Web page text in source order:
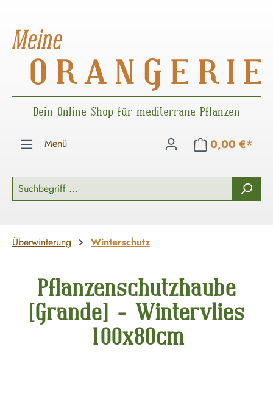
Dein Online Shop für mediterrane Pflanzen
Menü 0,00 €*
Überwinterung Winterschutz
Pflanzenschutzhaube
[Grande] - Wintervlies
100x80cm